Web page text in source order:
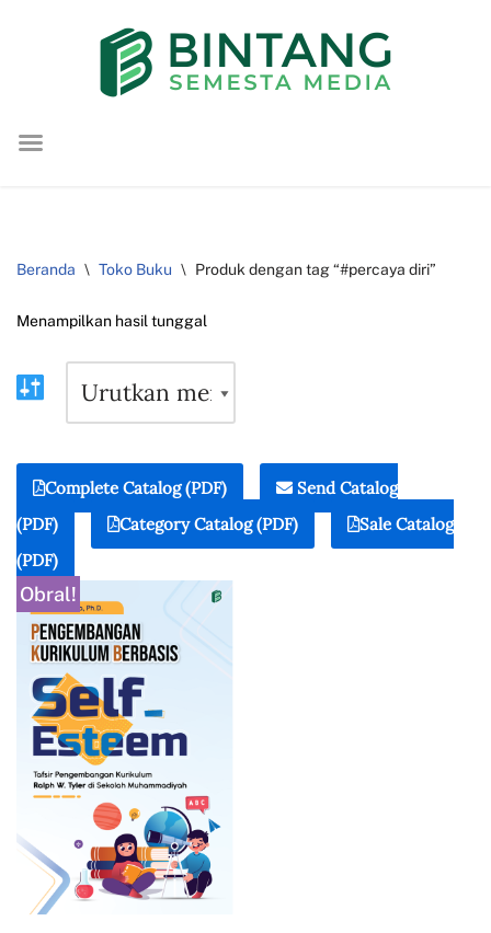
konten
Beranda \ Toko Buku \ Produk dengan tag “#percaya diri”
Menampilkan hasil tunggal
Complete Catalog (PDF)
Send Catalog
(PDF)
Category Catalog (PDF)
Sale Catalog
(PDF)
Obral!